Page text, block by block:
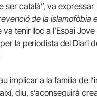
ser català”, va
de la islamofòbia
va tenir lloc a l’Espai
la periodista del Diari
implicar a la família de
diu, s’aconseguirà